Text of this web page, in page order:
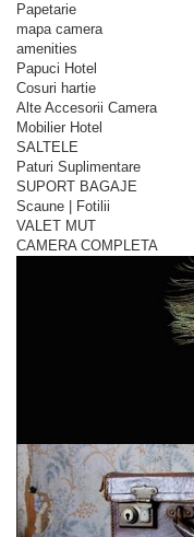
Papetarie
mapa camera
amenities
Papuci Hotel
Cosuri hartie
Alte Accesorii Camera
Mobilier Hotel
SALTELE
Paturi Suplimentare
SUPORT BAGAJE
Scaune | Fotilii
VALET MUT
CAMERA COMPLETA